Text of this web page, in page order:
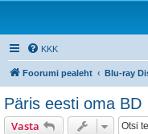
KKK
Foorumi pealeht Blu-ray
Päris eesti oma BD
Vasta